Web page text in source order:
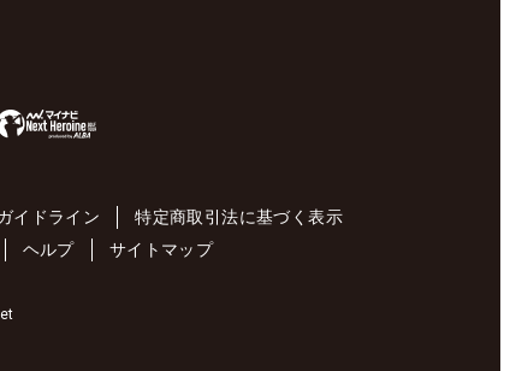
イドライン
特定商取引法に基づく表示
ヘルプ サイトマップ